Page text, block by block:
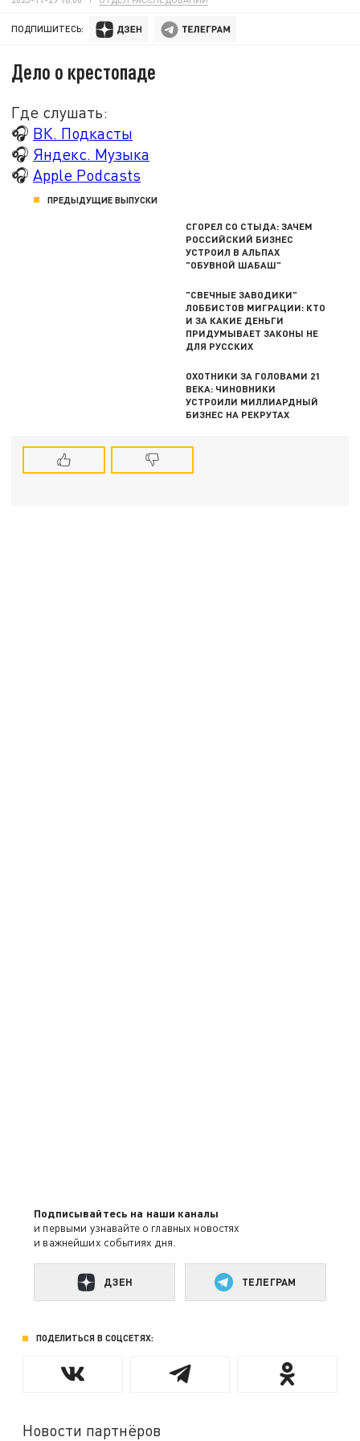
ПОДПИШИТЕСЬ:
Дело о крестопаде
Где слушать:
🎧 ВК. Подкасты
🎧 Яндекс. Музыка
🎧Apple Podcasts
ПРЕДЫДУЩИЕ ВЫПУСКИ
СГОРЕЛ СО СТЫДА: ЗАЧЕМ
РОССИЙСКИЙ БИЗНЕС
УСТРОИЛ В АЛЬПАХ
"ОБУВНОЙ ШАБАШ"
"СВЕЧНЫЕ ЗАВОДИКИ"
ЛОББИСТОВ МИГРАЦИИ: КТО
И ЗА КАКИЕ ДЕНЬГИ
ПРИДУМЫВАЕТ ЗАКОНЫ НЕ
ДЛЯ РУССКИХ
ОХОТНИКИ ЗА ГОЛОВАМИ 21
ВЕКА: ЧИНОВНИКИ
УСТРОИЛИ МИЛЛИАРДНЫЙ
БИЗНЕС НА РЕКРУТАХ
Подписывайтесь на наши каналы
и первыми узнавайте о главных новостях
и важнейших событиях дня.
ДЗЕН ТЕЛЕГРАМ
ПОДЕЛИТЬСЯ В СОЦСЕТЯХ:
Новости партнёров